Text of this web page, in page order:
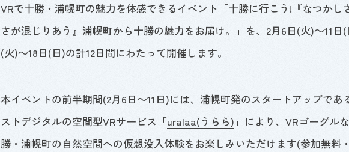
VRで十勝・浦幌町の魅力を体感できるイベント「十勝に行こう!『なつかし
さが混じりあう』浦幌町から十勝の魅力をお届け。」を、 2月 6日(火)～11 日(
(火)～18日(日)の計12日間にわたって開催します。
本イベントの前半期間(2月 6日～11 日)には、浦幌町発のスタートアップであ
ストデジタルの空間型VRサービス「uralaa(うらら) 」により、 VRゴーグル
勝・浦幌町の自然空間への仮想没入体験をお楽しみいただけます(参加無料